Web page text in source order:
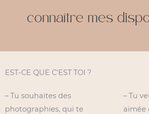
connaître mes
EST-CE QUE C'EST TOI ?
– Tu souhaites des
photographies, qui te
– Tu
aimée